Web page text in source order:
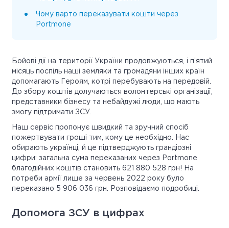
Чому варто переказувати кошти через
Portmone
Бойові дії на території України продовжуються, і п’ятий
місяць поспіль наші земляки та громадяни інших країн
допомагають Героям, котрі перебувають на передовій.
До збору коштів долучаються волонтерські організації,
представники бізнесу та небайдужі люди, що мають
змогу підтримати ЗСУ.
Наш сервіс пропонує швидкий та зручний спосіб
пожертвувати гроші тим, кому це необхідно. Нас
обирають українці, й це підтверджують грандіозні
цифри: загальна сума переказаних через Portmone
благодійних коштів становить 621 880 528 грн! На
потреби армії лише за червень 2022 року було
переказано 5 906 036 грн. Розповідаємо подробиці.
Допомога ЗСУ в цифрах